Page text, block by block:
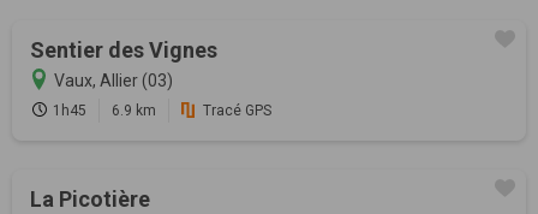
Sentier des Vignes
Vaux, Allier (03)
1h45 6.9 km Tracé GPS
La Picotière